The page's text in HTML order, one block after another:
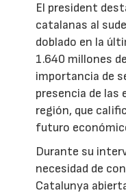
El president
catalanas al
doblado en la
1.640 millones
importancia de
presencia de las
región, que
futuro
Durante su
necesidad de
Catalunya